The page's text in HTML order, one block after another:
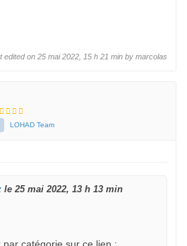
edited on 25 mai 2022, 15 h 21 min by marcolas
LOHAD Team
le 25 mai 2022, 13 h 13 min
catégorie sur ce lien :